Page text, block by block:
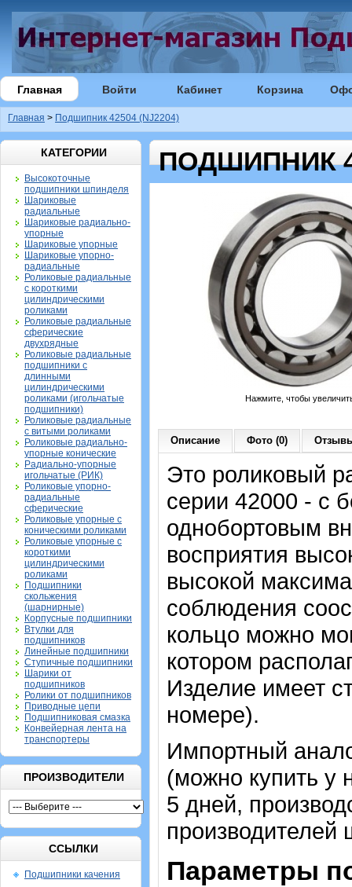
Главная Войти Кабинет Корзина
Главная > Подшипник 42504 (NJ2204)
КАТЕГОРИИ
Высокоточные
подшипники шпинделя
Шариковые
радиальные
Шариковые радиально-
упорные
Шариковые упорные
Шариковые упорно-
радиальные
Роликовые радиальные
с короткими
цилиндрическими
роликами
Роликовые радиальные
сферические
двухрядные
Роликовые радиальные
подшипники с
длинными
цилиндрическими
роликами (игольчатые
подшипники)
Роликовые радиальные
с витыми роликами
Роликовые радиально-
упорные конические
Радиально-упорные
игольчатые (РИК)
Роликовые упорно-
радиальные
сферические
Роликовые упорные с
коническими роликами
Роликовые упорные с
короткими
цилиндрическими
роликами
Подшипники
скольжения
(шарнирные)
Корпусные подшипники
Втулки для
подшипников
Линейные подшипники
Ступичные подшипники
Шарики от
подшипников
Ролики от подшипников
Приводные цепи
Подшипниковая смазка
Конвейерная лента на
транспортеры
ПРОИЗВОДИТЕЛИ
ССЫЛКИ
Подшипники качения
ПОДШИПНИК
Нажмите, чтобы
Описание Фото (0)
Это роликовый
серии 42000 - с
однобортовым
восприятия
высокой
соблюдения
кольцо можно
котором
Изделие имеет
номере).
Импортный
(можно купить у
5 дней,
производителей
Параметры